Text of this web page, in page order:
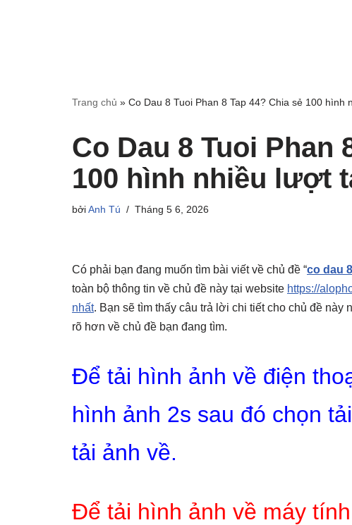
Trang chủ » Co Dau 8 Tuoi Phan 8 Tap 44? Chia sẻ 100 hình
Co Dau 8 Tuoi Phan
100 hình nhiều lượt
bởiAnh Tú Tháng 5 6, 2026
Có phải bạn đang muốn tìm bài viết về chủ đề “co dau
toàn bộ thông tin về chủ đề này tại website https://
nhất. Bạn sẽ tìm thấy câu trả lời chi tiết cho chủ đề
rõ hơn về chủ đề bạn đang tìm.
Để tải hình ảnh về điện
hình ảnh 2s sau đó chọn
tải ảnh về.
Để tải hình ảnh về máy